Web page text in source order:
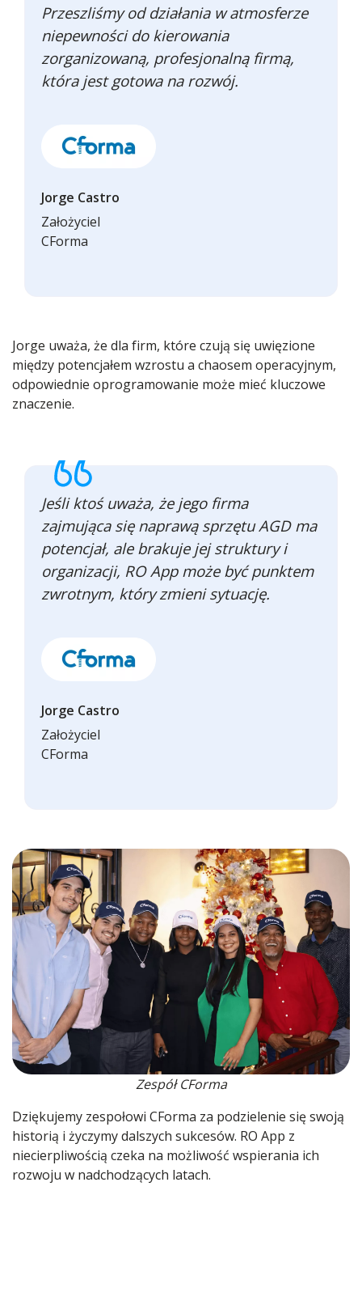
Przeszliśmy od działania w atmosferze
niepewności do kierowania
zorganizowaną, profesjonalną firmą,
która jest gotowa na rozwój.
Jorge Castro
Założyciel
CForma
Jorge uważa, że dla firm, które czują się uwięzione
między potencjałem wzrostu a chaosem operacyjnym,
odpowiednie oprogramowanie może mieć kluczowe
znaczenie.
Jeśli ktoś uważa, że jego firma
zajmująca się naprawą sprzętu AGD ma
potencjał, ale brakuje jej struktury i
organizacji, RO App może być punktem
zwrotnym, który zmieni sytuację.
Jorge Castro
Założyciel
CForma
Zespół CForma
Dziękujemy zespołowi CForma za podzielenie się swoją
historią i życzymy dalszych sukcesów. RO App z
niecierpliwością czeka na możliwość wspierania ich
rozwoju w nadchodzących latach.